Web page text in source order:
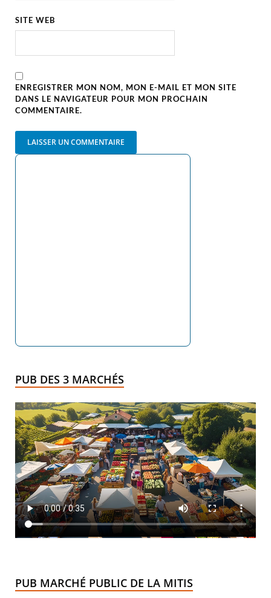
SITE WEB
ENREGISTRER MON NOM, MON E-MAIL ET MON SITE
DANS LE NAVIGATEUR POUR MON PROCHAIN
COMMENTAIRE.
PUB DES 3 MARCHÉS
PUB MARCHÉ PUBLIC DE LA MITIS